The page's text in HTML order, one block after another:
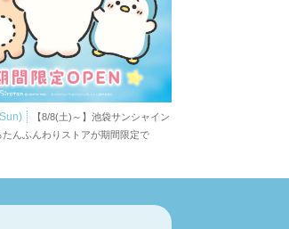
【8/8(土)～】池袋サンシャイン
たんふんわりストアが期間限定で